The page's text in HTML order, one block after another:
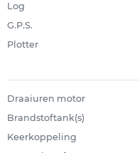
Log
G.P.S.
Plotter
Draaiuren motor
Brandstoftank(s)
Keerkoppeling